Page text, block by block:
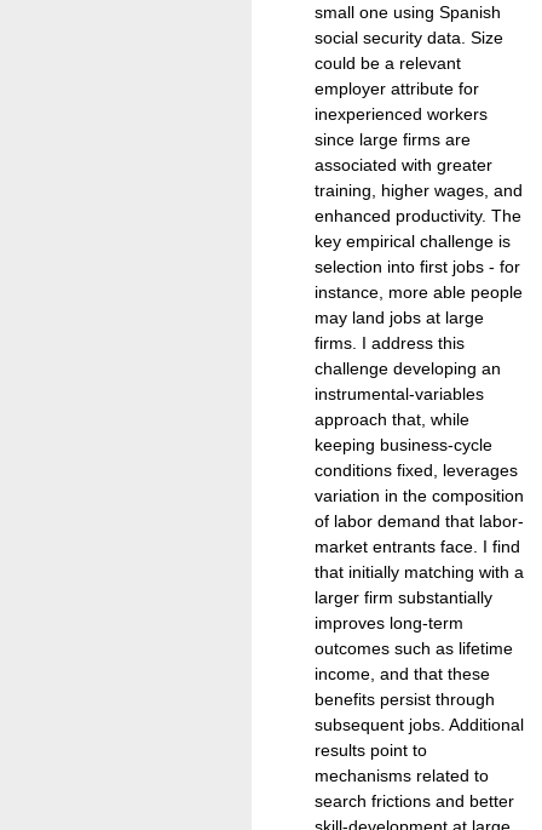
small one using Spanish
social security data. Size
could be a relevant
employer attribute for
inexperienced workers
since large firms are
associated with greater
training, higher wages, and
enhanced productivity. The
key empirical challenge is
selection into first jobs - for
instance, more able people
may land jobs at large
firms. I address this
challenge developing an
instrumental-variables
approach that, while
keeping business-cycle
conditions fixed, leverages
variation in the composition
of labor demand that labor-
market entrants face. I find
that initially matching with a
larger firm substantially
improves long-term
outcomes such as lifetime
income, and that these
benefits persist through
subsequent jobs. Additional
results point to
mechanisms related to
search frictions and better
skill-development at large